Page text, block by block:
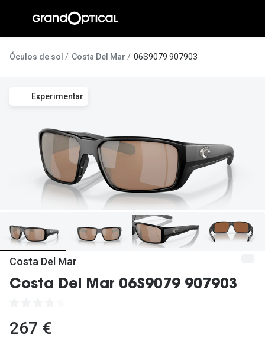
conteúdo
Pedro
Marta
Luís
Inês
Óculos de sol Costa Del Mar 06S9079 907903
Experimentar
Costa Del Mar
Costa Del Mar 06S9079 907903
267 €